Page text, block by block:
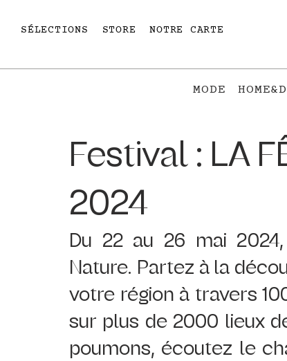
SÉLECTIONS STORE NOTRE CARTE
MODE
Festival : LA
2024
Du 22 au 26 mai
Nature. Partez à la
votre région à travers
sur plus de 2000 lieux
poumons, écoutez le